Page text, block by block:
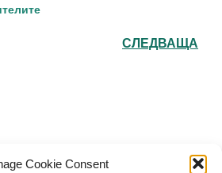
Cookie Consent
СЛЕДВАЩА
църква "Св.